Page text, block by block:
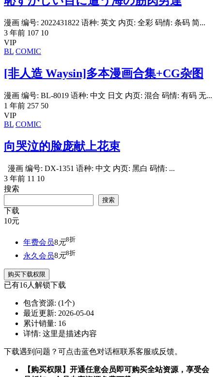
漫画 编号: 2022431822 语种: 英文 内页: 全彩 码情: 条码 简...
3 年前 107 10
VIP
BL COMIC
[非人造 Waysin]多本漫画合集+CG杂图
漫画 编号: BL-8019 语种: 中文 日文 内页: 混合 码情: 有码 无...
1 年前 257 50
VIP
BL COMIC
向哭泣的脸庞献上花束
漫画 编号: DX-1351 语种: 中文 内页: 黑白 码情: ...
3 年前 11 10
搜索
搜索
下载
10元
年费会员8元8折
永久会员8元8折
购买下载权限
已有16人解锁下载
包含资源: (1个)
最近更新: 2026-05-04
累计销量: 16
详情: 这里是描述内容
下载遇到问题？可点击蓝色对话框联系客服或反馈。
【购买权限】开通任意会员即可购买全站资源，享受会